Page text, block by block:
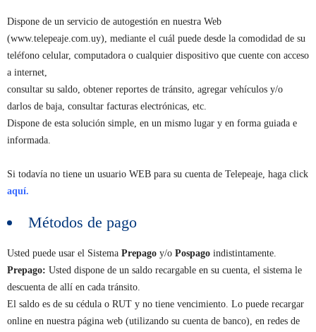
Dispone de un servicio de autogestión en nuestra Web
(www.telepeaje.com.uy), mediante el cuál puede desde la comodidad de su
teléfono celular, computadora o cualquier dispositivo que cuente con acceso
a internet,
consultar su saldo, obtener reportes de tránsito, agregar vehículos y/o
darlos de baja, consultar facturas electrónicas, etc.
Dispone de esta solución simple, en un mismo lugar y en forma guiada e
informada.
Si todavía no tiene un usuario WEB para su cuenta de Telepeaje, haga click
aquí.
Métodos de pago
Usted puede usar el Sistema Prepago y/o Pospago indistintamente.
Prepago: Usted dispone de un saldo recargable en su cuenta, el sistema le
descuenta de allí en cada tránsito.
El saldo es de su cédula o RUT y no tiene vencimiento. Lo puede recargar
online en nuestra página web (utilizando su cuenta de banco), en redes de